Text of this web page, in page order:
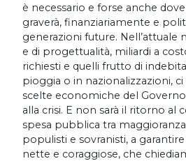
è necessario e forse anche
graverà, finanziariamente e
generazioni future. Nell’attuale
e di progettualità, miliardi a
richiesti e quelli frutto di
pioggia o in nazionalizzazioni,
scelte economiche del
alla crisi. E non sarà il ritorno al
spesa pubblica tra
populisti e sovranisti, a
nette e coraggiose, che